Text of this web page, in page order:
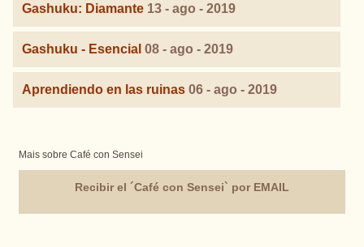
Gashuku: Diamante 13 - ago - 2019
Gashuku - Esencial 08 - ago - 2019
Aprendiendo en las ruinas 06 - ago - 2019
Mais sobre Café con Sensei
Recibir el ´Café con Sensei` por EMAIL